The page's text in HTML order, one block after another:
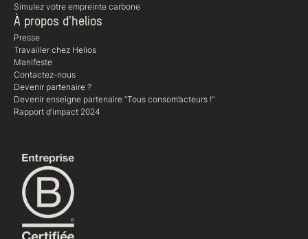
Simulez votre empreinte carbone
À propos d’helios
Presse
Travailler chez Helios
Manifeste
Contactez-nous
Devenir partenaire ?
Devenir enseigne partenaire “Tous consom’acteurs !“
Rapport d’impact 2024